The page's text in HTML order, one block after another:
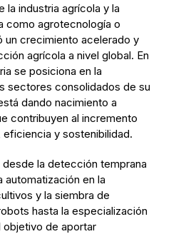
la industria agrícola y la
como agrotecnología o
un crecimiento acelerado y
agrícola a nivel global. En
se posiciona en la
sectores consolidados de su
dando nacimiento a
contribuyen al incremento
y sostenibilidad.
la detección temprana
en la
y la siembra de
hasta la especialización
objetivo de aportar